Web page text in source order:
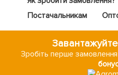
Постачальникам
Зробіть перше